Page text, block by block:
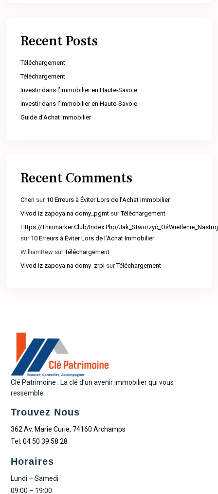
Recent Posts
Téléchargement
Téléchargement
Investir dans l’immobilier en Haute-Savoie
Investir dans l’immobilier en Haute-Savoie
Guide d’Achat Immobilier
Recent Comments
Cheri sur 10 Erreurs à Éviter Lors de l’Achat Immobilier
Vivod iz zapoya na domy_pgmt surTéléchargement
Https://Thinmarker.Club/Index.Php/
sur 10 Erreurs à Éviter Lors de l’Achat Immobilier
WilliamRew surTéléchargement
Vivod iz zapoya na domy_zrpi surTéléchargement
Clé Patrimoine : La clé d’un avenir immobilier qui vous
ressemble.
Trouvez Nous
362 Av. Marie Curie, 74160 Archamps
Tel:04 50 39 58 28
Horaires
Lundi – Samedi
09:00 – 19:00